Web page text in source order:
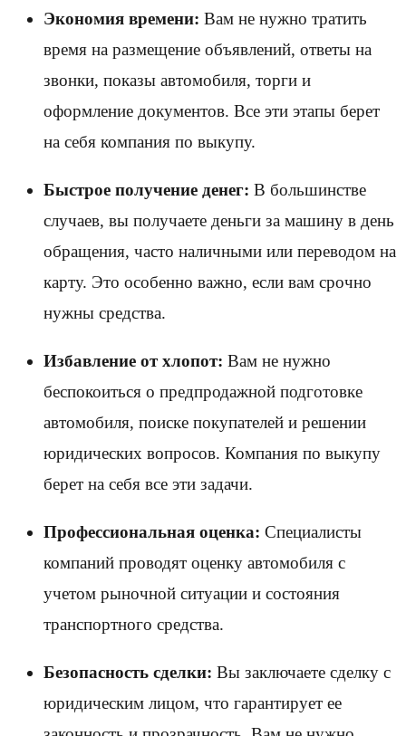
Экономия времени: Вам не нужно тратить
время на размещение объявлений, ответы на
звонки, показы автомобиля, торги и
оформление документов. Все эти этапы берет
на себя компания по выкупу.
Быстрое получение денег: В большинстве
случаев, вы получаете деньги за машину в день
обращения, часто наличными или переводом на
карту. Это особенно важно, если вам срочно
нужны средства.
Избавление от хлопот: Вам не нужно
беспокоиться о предпродажной подготовке
автомобиля, поиске покупателей и решении
юридических вопросов. Компания по выкупу
берет на себя все эти задачи.
Профессиональная оценка: Специалисты
компаний проводят оценку автомобиля с
учетом рыночной ситуации и состояния
транспортного средства.
Безопасность сделки: Вы заключаете сделку с
юридическим лицом, что гарантирует ее